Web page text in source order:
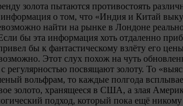
золота пытаются противостоять
информация о том, что «Индия и Китай
найти на рынке в Лондоне
бы эта информация хоть отдаленно
бы к фантастическому взлёту его
Этот слух похож на чуть
регулярностью посвящают золоту. То
вольфрам, то каждые полгода
золото, хранящееся в США, а злая
подход, который пока ещё никому